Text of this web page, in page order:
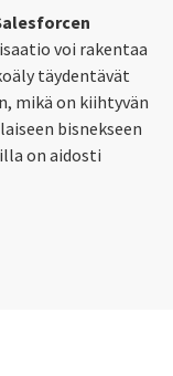
voi rakentaa
täydentävät
mikä on kiihtyvän
bisnekseen
on aidosti